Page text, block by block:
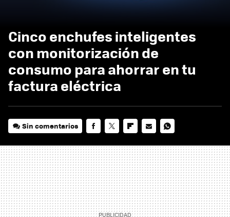
Cinco enchufes inteligentes
con monitorización de
consumo para ahorrar en tu
factura eléctrica
Sin comentarios
MAIL